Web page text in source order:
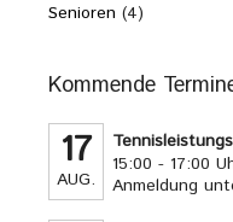
Senioren (4)
Kommende
17
AUG.
15:00 - 17:00
Anmeldung